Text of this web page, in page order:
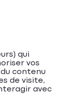
qui
vos
contenu
de visite,
avec